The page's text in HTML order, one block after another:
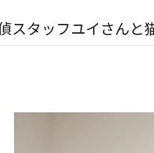
スタッフユイさんと